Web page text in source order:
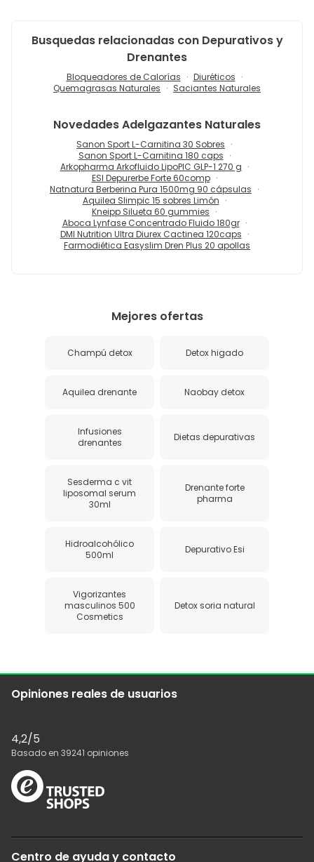
Busquedas relacionadas con Depurativos y
Drenantes
Bloqueadores de Calorías
Diuréticos
Quemagrasas Naturales
Saciantes Naturales
NovedadesAdelgazantes Naturales
Sanon Sport L-Carnitina 30 Sobres
Sanon Sport L-Carnitina 180 caps
Arkopharma Arkofluido LipoPIC GLP-1 270 g
ESI Depurerbe Forte 60comp
Natnatura Berberina Pura 1500mg 90 cápsulas
Aquilea Slimpic 15 sobres Limón
Kneipp Silueta 60 gummies
Aboca Lynfase Concentrado Fluido 180gr
DMI Nutrition Ultra Diurex Cactinea 120caps
Farmodiética Easyslim Dren Plus 20 apollas
Mejores ofertas
Champú detox Detox higado
Aquilea drenante Naobay detox
Infusiones
drenantes
Dietas depurativas
Sesderma c vit
liposomal serum
30ml
Drenante forte
pharma
Hidroalcohólico
500ml
Depurativo Esi
Vigorizantes
masculinos 500
Cosmetics
Detox soria natural
Opiniones reales de usuarios
4,2/5
Basado en 39241 opiniones
Centro de ayuda y contacto